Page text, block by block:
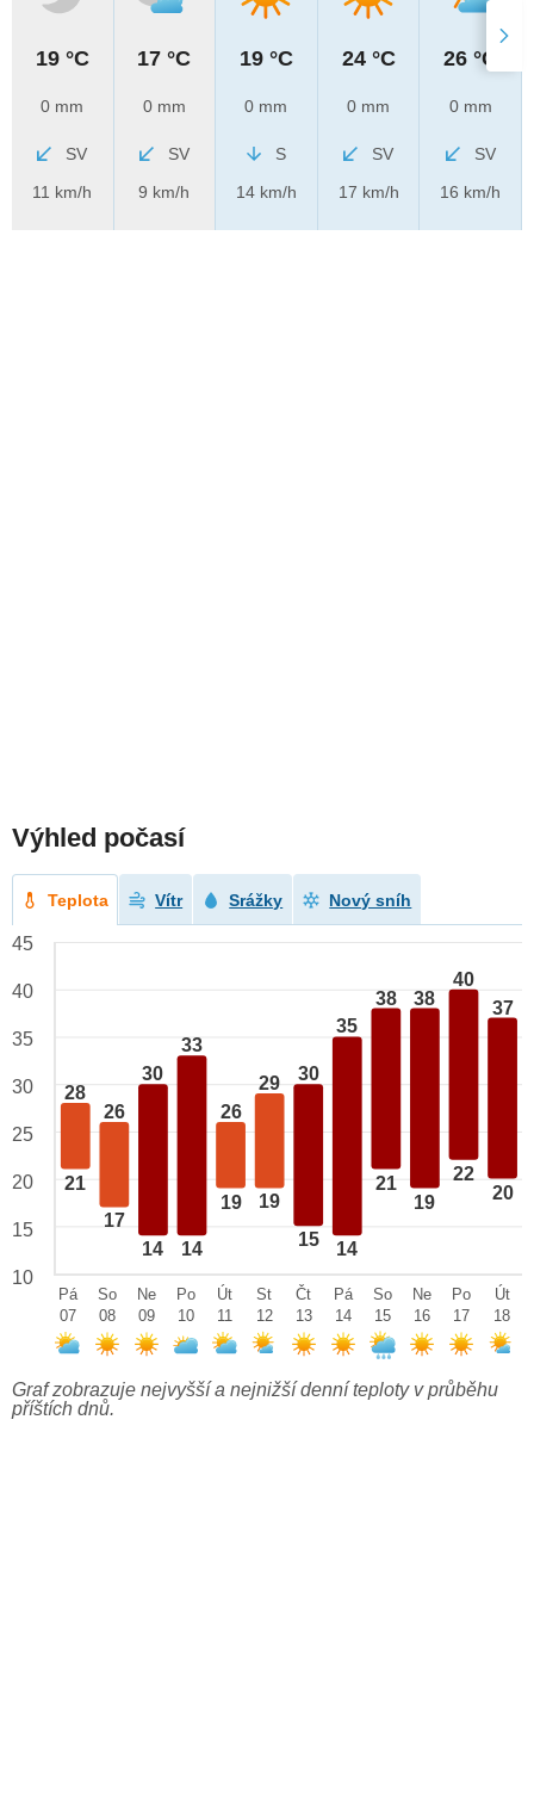
19 °C
0 mm
SV
11 km/h
17 °C
0 mm
SV
9 km/h
19 °C
0 mm
S
14 km/h
24 °C
0 mm
SV
17 km/h
26 °C
0 mm
SV
16 km/h
Výhled počasí
Teplota Vítr Srážky Nový sníh
28
21
26
17
30
14
33
14
26
19
29
19
30
15
35
14
38
21
38
19
40
22
37
20
45
40
35
30
25
20
15
10
Pá
07
So
08
Ne
09
Po
10
Út
11
St
12
Čt
13
Pá
14
So
15
Ne
16
Po
17
Út
18
Graf zobrazuje nejvyšší a nejnižší denní teploty v průběhu
příštích dnů.